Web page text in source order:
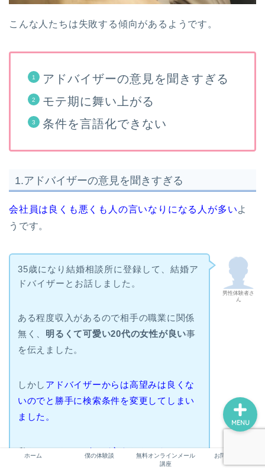
こんな人たちは失敗する傾向があるようです。
アドバイザーの意見を聞きすぎる
モテ期に舞い上がる
条件を言語化できない
1.アドバイザーの意見を聞きすぎる
会社員は良くも悪くも人の言いなりになる人が多いよ
うです。
男性体験者さ
ん
35歳になり結婚相談所に登録して、結婚ア
ドバイザーとお話しました。
ある程度収入があるので相手の職業に関係
無く、 明るくて可愛い20代の女性が良い事
を伝えました。
しかし アドバイザーからは高望みは良くな
いのでと勝手に検索条件を変更してしまい
ました。
私も、アドバイザーが言うならとすんなり
のですが、ずっとモヤモヤが残
ホーム 僕の体験談
無料オンラインメール
講座
お問い合わせ
MENU
ホーム
無料オンラインメール講座